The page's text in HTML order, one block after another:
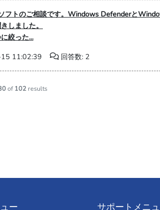
フトのご相談です。Windows Defenderと
しました。
絞った...
11:02:39
回答数: 2
of102 results
ー サポートメニ